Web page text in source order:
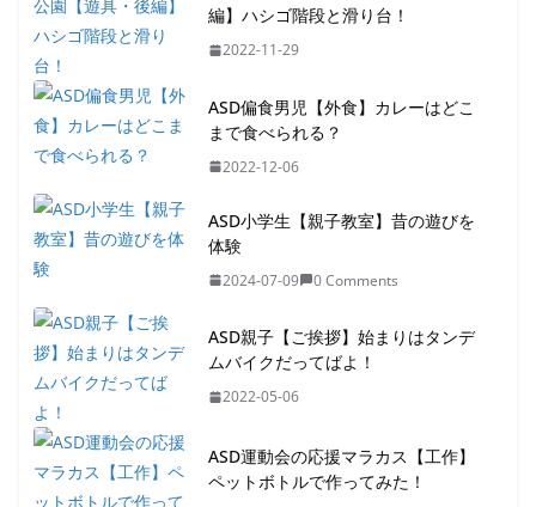
編】ハシゴ階段と滑り台！
2022-11-29
ASD偏食男児【外食】カレーはどこ
まで食べられる？
2022-12-06
ASD小学生【親子教室】昔の遊びを
体験
2024-07-09 0 Comments
ASD親子【ご挨拶】始まりはタンデ
ムバイクだってばよ！
2022-05-06
ASD運動会の応援マラカス【工作】
ペットボトルで作ってみた！